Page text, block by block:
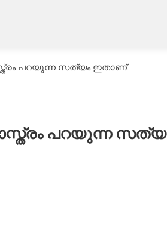
പറയുന്ന സത്യം ഇതാണ്.
പറയുന്ന